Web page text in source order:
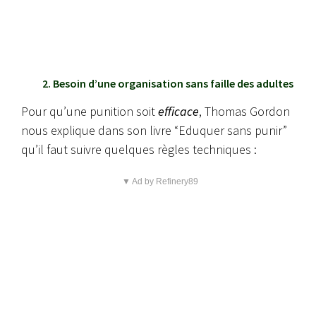
2. Besoin d’une organisation sans faille des adultes
Pour qu’une punition soitefficace, Thomas Gordon
nous explique dans son livre “Eduquer sans punir”
qu’il faut suivre quelques règles techniques :
▼ Ad by Refinery89